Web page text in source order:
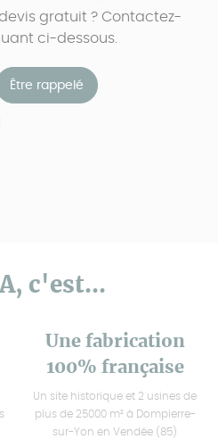
gratuit ? Contactez-
ci-dessous.
Être rappelé
c'est...
Une fabrication
100% française
Un site historique et 2 usines de
plus de 25000 m² à Dompierre-
sur-Yon en Vendée (85)